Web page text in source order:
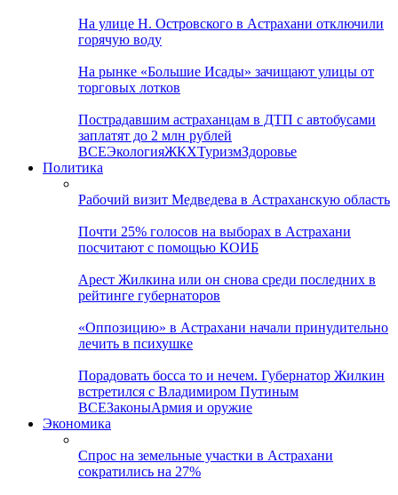
На улице Н. Островского в Астрахани отключили
горячую воду
На рынке «Большие Исады» зачищают улицы от
торговых лотков
Пострадавшим астраханцам в ДТП с автобусами
заплатят до 2 млн рублей
ВСЕЭкологияЖКХТуризмЗдоровье
Политика
Рабочий визит Медведева в Астраханскую область
Почти 25% голосов на выборах в Астрахани
посчитают с помощью КОИБ
Арест Жилкина или он снова среди последних в
рейтинге губернаторов
«Оппозицию» в Астрахани начали принудительно
лечить в психушке
Порадовать босса то и нечем. Губернатор Жилкин
встретился с Владимиром Путиным
ВСЕЗаконыАрмия и оружие
Экономика
Спрос на земельные участки в Астрахани
сократились на 27%